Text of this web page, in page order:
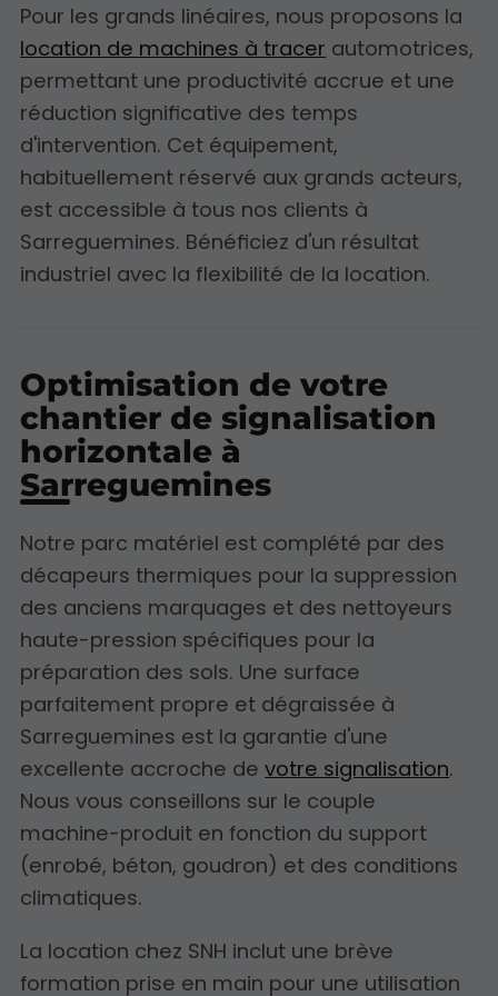
Pour les grands linéaires, nous proposons la
location de machines à tracer automotrices,
permettant une productivité accrue et une
réduction significative des temps
d'intervention. Cet équipement,
habituellement réservé aux grands acteurs,
est accessible à tous nos clients à
Sarreguemines. Bénéficiez d'un résultat
industriel avec la flexibilité de la location.
Optimisation de votre
chantier de signalisation
horizontale à
Sarreguemines
Notre parc matériel est complété par des
décapeurs thermiques pour la suppression
des anciens marquages et des nettoyeurs
haute-pression spécifiques pour la
préparation des sols. Une surface
parfaitement propre et dégraissée à
Sarreguemines est la garantie d'une
excellente accroche devotre signalisation.
Nous vous conseillons sur le couple
machine-produit en fonction du support
(enrobé, béton, goudron) et des conditions
climatiques.
La location chez SNH inclut une brève
formation prise en main pour une utilisation